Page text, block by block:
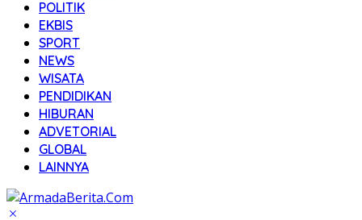
POLITIK
EKBIS
SPORT
NEWS
WISATA
PENDIDIKAN
HIBURAN
ADVETORIAL
GLOBAL
LAINNYA